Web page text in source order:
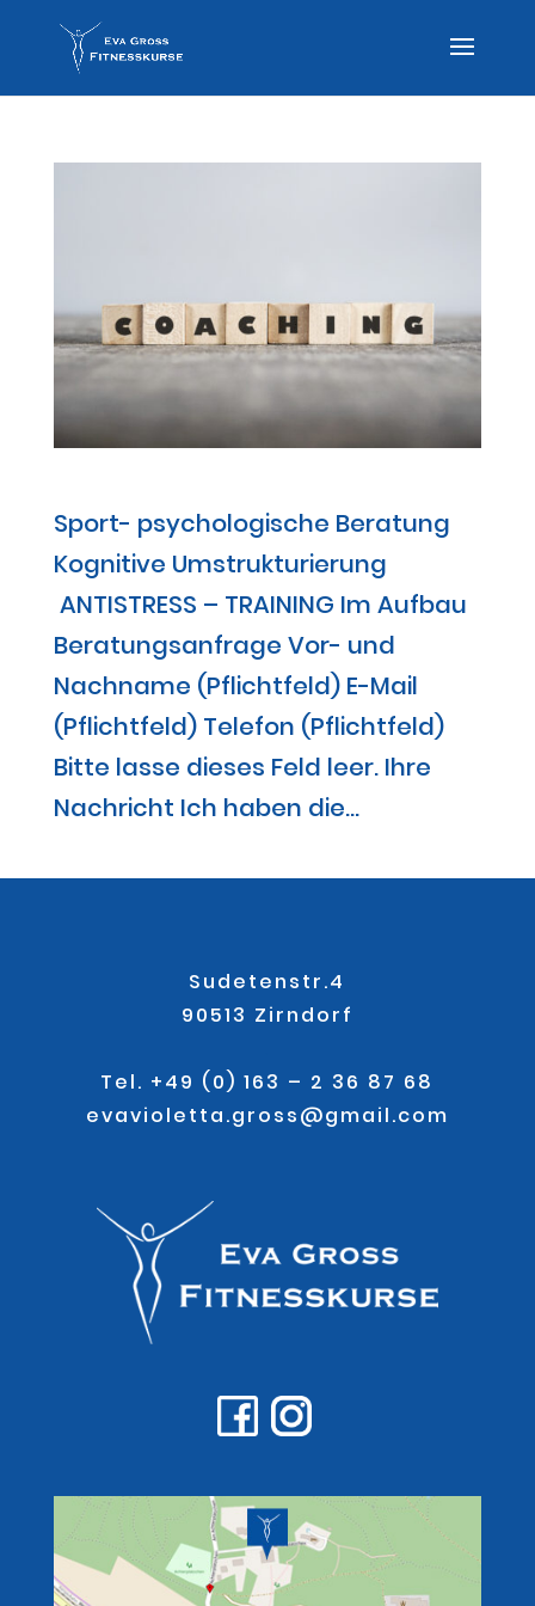
Sport- psychologische Beratung
Kognitive Umstrukturierung
ANTISTRESS – TRAINING Im Aufbau
Beratungsanfrage Vor- und
Nachname (Pflichtfeld) E-Mail
(Pflichtfeld) Telefon (Pflichtfeld)
Bitte lasse dieses Feld leer. Ihre
Nachricht Ich haben die...
Sudetenstr.4
90513 Zirndorf
Tel. +49 (0) 163 – 2 36 87 68
evavioletta.gross@gmail.com